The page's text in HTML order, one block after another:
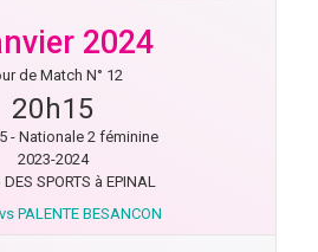
2024
de Match N° 12
20h15
- Nationale 2 féminine
2023-2024
SPORTS à EPINAL
PALENTE BESANCON